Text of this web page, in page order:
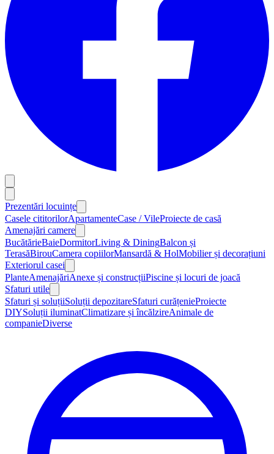
Prezentări locuințe
Casele cititorilorApartamenteCase / VileProiecte de casă
Amenajări camere
BucătărieBaieDormitorLiving & DiningBalcon și
TerasăBirouCamera copiilorMansardă & HolMobilier și decorațiuni
Exteriorul casei
PlanteAmenajăriAnexe și construcțiiPiscine și locuri de joacă
Sfaturi utile
Sfaturi și soluțiiSoluții depozitareSfaturi curățenieProiecte
DIYSoluții iluminatClimatizare și încălzireAnimale de
companieDiverse